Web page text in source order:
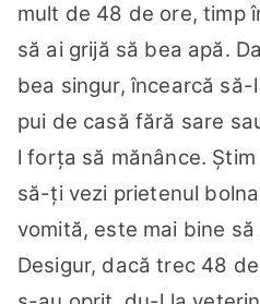
mult de 48 de ore, timp
să ai grijă să bea apă.
bea singur, încearcă
pui de casă fără sare
l forța să mănânce.
să-ți vezi prietenul
vomită, este mai bine
Desigur, dacă trec 48